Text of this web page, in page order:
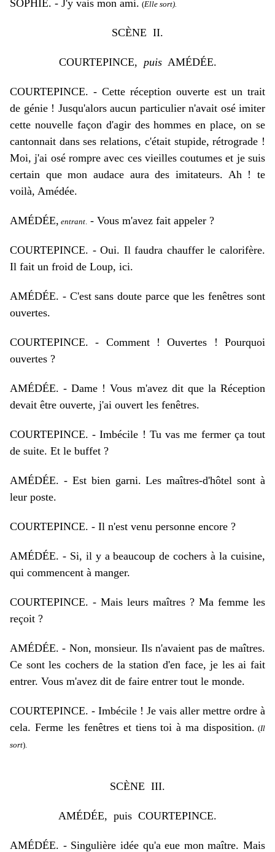
SOPHIE. - J'y vais mon ami. (Elle sort).
SCÈNE II.
COURTEPINCE, puisAMÉDÉE.
COURTEPINCE. - Cette réception ouverte est un trait
de génie ! Jusqu'alors aucun particulier n'avait osé imiter
cette nouvelle façon d'agir des hommes en place, on se
cantonnait dans ses relations, c'était stupide, rétrograde !
Moi, j'ai osé rompre avec ces vieilles coutumes et je suis
certain que mon audace aura des imitateurs. Ah ! te
voilà, Amédée.
AMÉDÉE, entrant. - Vous m'avez fait appeler ?
COURTEPINCE. - Oui. Il faudra chauffer le calorifère.
Il fait un froid de Loup, ici.
AMÉDÉE. - C'est sans doute parce que les fenêtres sont
ouvertes.
COURTEPINCE. - Comment ! Ouvertes ! Pourquoi
ouvertes ?
AMÉDÉE. - Dame ! Vous m'avez dit que la Réception
devait être ouverte, j'ai ouvert les fenêtres.
COURTEPINCE. - Imbécile ! Tu vas me fermer ça tout
de suite. Et le buffet ?
AMÉDÉE. - Est bien garni. Les maîtres-d'hôtel sont à
leur poste.
COURTEPINCE. - Il n'est venu personne encore ?
AMÉDÉE. - Si, il y a beaucoup de cochers à la cuisine,
qui commencent à manger.
COURTEPINCE. - Mais leurs maîtres ? Ma femme les
reçoit ?
AMÉDÉE. - Non, monsieur. Ils n'avaient pas de maîtres.
Ce sont les cochers de la station d'en face, je les ai fait
entrer. Vous m'avez dit de faire entrer tout le monde.
COURTEPINCE. - Imbécile ! Je vais aller mettre ordre à
cela. Ferme les fenêtres et tiens toi à ma disposition. (Il
sort).
SCÈNE III.
AMÉDÉE, puis COURTEPINCE.
AMÉDÉE. - Singulière idée qu'a eue mon maître. Mais